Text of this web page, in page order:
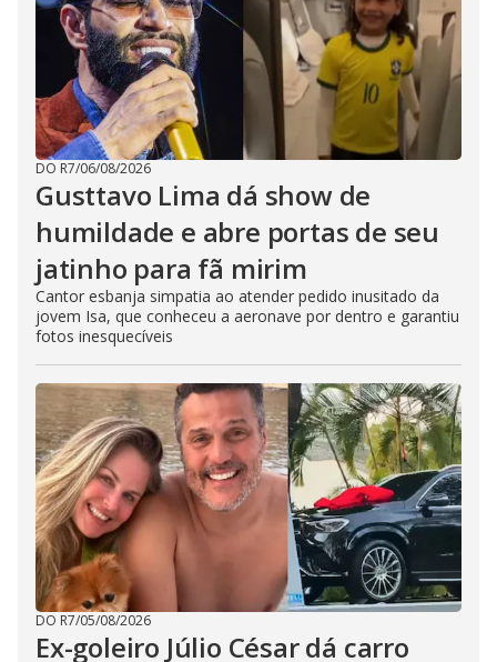
DO R7/06/08/2026
Gusttavo Lima dá show de
humildade e abre portas de seu
jatinho para fã mirim
Cantor esbanja simpatia ao atender pedido inusitado da
jovem Isa, que conheceu a aeronave por dentro e garantiu
fotos inesquecíveis
DO R7/05/08/2026
Ex-goleiro Júlio César dá carro